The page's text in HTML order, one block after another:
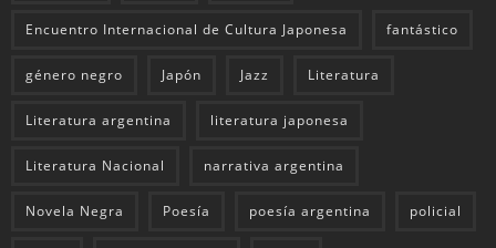
Encuentro Internacional de Cultura Japonesa fantástico
género negro Japón Jazz Literatura
Literatura argentina literatura japonesa
Literatura Nacional narrativa argentina
Novela Negra Poesía poesía argentina policial